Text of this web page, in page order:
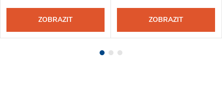
ZOBRAZIT ZOBRAZIT